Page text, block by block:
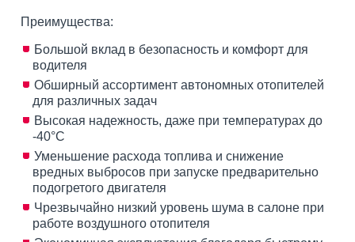
Преимущества:
Большой вклад в безопасность и комфорт для
водителя
Обширный ассортимент автономных отопителей
для различных задач
Высокая надежность, даже при температурах до
-40°C
Уменьшение расхода топлива и снижение
вредных выбросов при запуске предварительно
подогретого двигателя
Чрезвычайно низкий уровень шума в салоне при
работе воздушного отопителя